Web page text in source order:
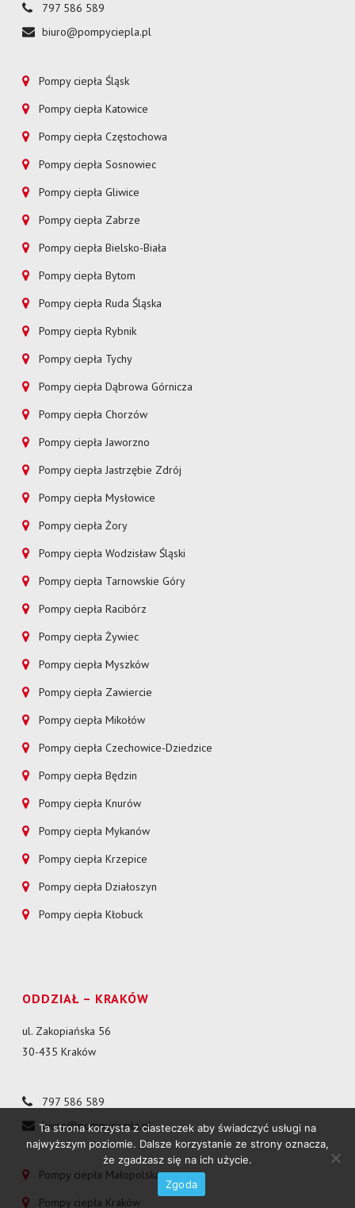
797 586 589
biuro@pompyciepla.pl
Pompy ciepła Śląsk
Pompy ciepła Katowice
Pompy ciepła Częstochowa
Pompy ciepła Sosnowiec
Pompy ciepła Gliwice
Pompy ciepła Zabrze
Pompy ciepła Bielsko-Biała
Pompy ciepła Bytom
Pompy ciepła Ruda Śląska
Pompy ciepła Rybnik
Pompy ciepła Tychy
Pompy ciepła Dąbrowa Górnicza
Pompy ciepła Chorzów
Pompy ciepła Jaworzno
Pompy ciepła Jastrzębie Zdrój
Pompy ciepła Mysłowice
Pompy ciepła Żory
Pompy ciepła Wodzisław Śląski
Pompy ciepła Tarnowskie Góry
Pompy ciepła Racibórz
Pompy ciepła Żywiec
Pompy ciepła Myszków
Pompy ciepła Zawiercie
Pompy ciepła Mikołów
Pompy ciepła Czechowice-Dziedzice
Pompy ciepła Będzin
Pompy ciepła Knurów
Pompy ciepła Mykanów
Pompy ciepła Krzepice
Pompy ciepła Działoszyn
Pompy ciepła Kłobuck
ODDZIAŁ – KRAKÓW
ul. Zakopiańska 56
30-435 Kraków
797 586 589
biuro@pompyciepla.pl
Pompy ciepła Małopolska
Pompy ciepła Kraków
Ta strona korzysta z ciasteczek aby świadczyć usługi na
najwyższym poziomie. Dalsze korzystanie ze strony oznacza,
że zgadzasz się na ich użycie.
Zgoda